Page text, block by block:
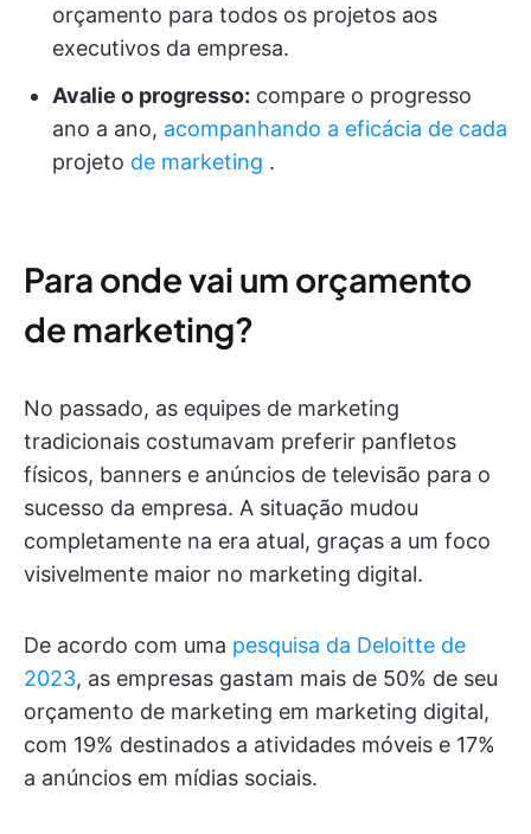
orçamento para todos os projetos aos
executivos da empresa.
Avalie o progresso: compare o progresso
ano a ano, acompanhando a eficácia de cada
projeto de marketing .
Para onde vai um orçamento
de marketing?
No passado, as equipes de marketing
tradicionais costumavam preferir panfletos
físicos, banners e anúncios de televisão para o
sucesso da empresa. A situação mudou
completamente na era atual, graças a um foco
visivelmente maior no marketing digital.
De acordo com uma pesquisa da Deloitte de
2023, as empresas gastam mais de 50% de seu
orçamento de marketing em marketing digital,
com 19% destinados a atividades móveis e 17%
a anúncios em mídias sociais.